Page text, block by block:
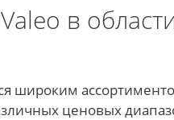
в
широким
ценовых